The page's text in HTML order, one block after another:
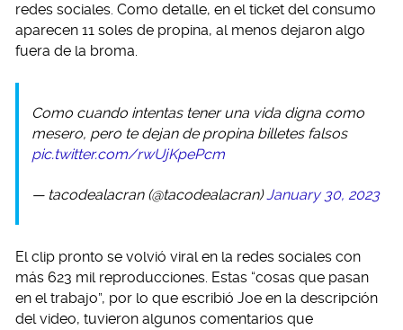
redes sociales. Como detalle, en el ticket del consumo
aparecen 11 soles de propina, al menos dejaron algo
fuera de la broma.
Como cuando intentas tener una vida digna como
mesero, pero te dejan de propina billetes falsos
pic.twitter.com/rwUjKpePcm
— tacodealacran (@tacodealacran)January 30, 2023
El clip pronto se volvió viral en la redes sociales con
más 623 mil reproducciones. Estas “cosas que pasan
en el trabajo”, por lo que escribió Joe en la descripción
del video, tuvieron algunos comentarios que